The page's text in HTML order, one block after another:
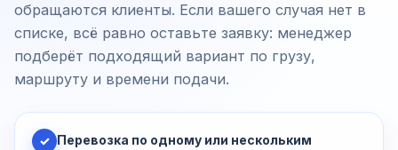
обращаются клиенты. Если вашего случая нет в
списке, всё равно оставьте заявку: менеджер
подберёт подходящий вариант по грузу,
маршруту и времени подачи.
✓ Перевозка по одному или нескольким